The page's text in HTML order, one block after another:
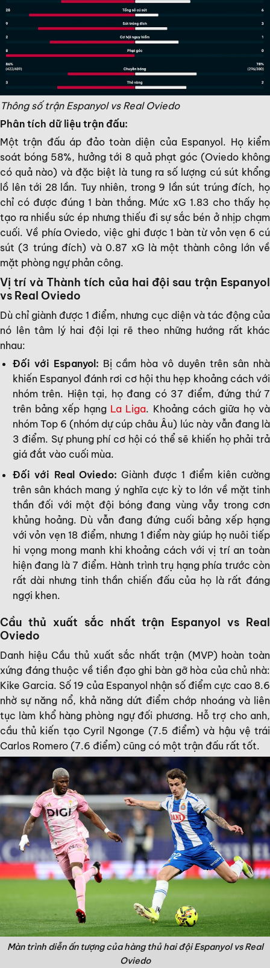
Thông số trận Espanyol vs Real Oviedo
Phân tích dữ liệu trận đấu:
Một trận đấu áp đảo toàn diện của Espanyol. Họ kiểm
soát bóng 58%, hưởng tới 8 quả phạt góc (Oviedo không
có quả nào) và đặc biệt là tung ra số lượng cú sút khổng
lồ lên tới 28 lần. Tuy nhiên, trong 9 lần sút trúng đích, họ
chỉ có được đúng 1 bàn thắng. Mức xG 1.83 cho thấy họ
tạo ra nhiều sức ép nhưng thiếu đi sự sắc bén ở nhịp chạm
cuối. Về phía Oviedo, việc ghi được 1 bàn từ vỏn vẹn 6 cú
sút (3 trúng đích) và 0.87 xG là một thành công lớn về
mặt phòng ngự phản công.
Vị trí và Thành tích của hai đội sau trận Espanyol
vs Real Oviedo
Dù chỉ giành được 1 điểm, nhưng cục diện và tác động của
nó lên tâm lý hai đội lại rẽ theo những hướng rất khác
nhau:
Đối với Espanyol: Bị cầm hòa vô duyên trên sân nhà
khiến Espanyol đánh rơi cơ hội thu hẹp khoảng cách với
nhóm trên. Hiện tại, họ đang có 37 điểm, đứng thứ 7
trên bảng xếp hạng La Liga. Khoảng cách giữa họ và
nhóm Top 6 (nhóm dự cúp châu Âu) lúc này vẫn đang là
3 điểm. Sự phung phí cơ hội có thể sẽ khiến họ phải trả
giá đắt vào cuối mùa.
Đối với Real Oviedo: Giành được 1 điểm kiên cường
trên sân khách mang ý nghĩa cực kỳ to lớn về mặt tinh
thần đối với một đội bóng đang vùng vẫy trong cơn
khủng hoảng. Dù vẫn đang đứng cuối bảng xếp hạng
với vỏn vẹn 18 điểm, nhưng 1 điểm này giúp họ nuôi tiếp
hi vọng mong manh khi khoảng cách với vị trí an toàn
hiện đang là 7 điểm. Hành trình trụ hạng phía trước còn
rất dài nhưng tinh thần chiến đấu của họ là rất đáng
ngợi khen.
Cầu thủ xuất sắc nhất trận Espanyol vs Real
Oviedo
Danh hiệu Cầu thủ xuất sắc nhất trận (MVP) hoàn toàn
xứng đáng thuộc về tiền đạo ghi bàn gỡ hòa của chủ nhà:
Kike Garcia. Số 19 của Espanyol nhận số điểm cực cao 8.6
nhờ sự năng nổ, khả năng dứt điểm chớp nhoáng và liên
tục làm khổ hàng phòng ngự đối phương. Hỗ trợ cho anh,
cầu thủ kiến tạo Cyril Ngonge (7.5 điểm) và hậu vệ trái
Carlos Romero (7.6 điểm) cũng có một trận đấu rất tốt.
Màn trình diễn ấn tượng của hàng thủ hai đội Espanyol vs Real
Oviedo